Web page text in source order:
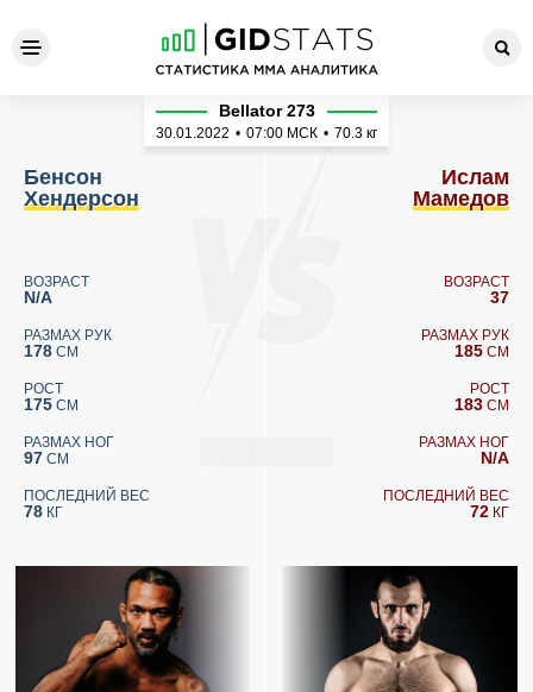
Бенсон Хендерсон - Ислам
Бенсон
Хендерсон
ВОЗРАСТ
N/A
РАЗМАХ РУК
178 СМ
РОСТ
175 СМ
РАЗМАХ НОГ
97 СМ
ПОСЛЕДНИЙ ВЕС
78 КГ
Bellator 273
30.01.2022 • 07:00 МСК • 70.3 кг
Ислам
Мамедов
ВОЗРАСТ
37
РАЗМАХ РУК
185 СМ
РОСТ
183 СМ
РАЗМАХ НОГ
N/A
ПОСЛЕДНИЙ ВЕС
72 КГ